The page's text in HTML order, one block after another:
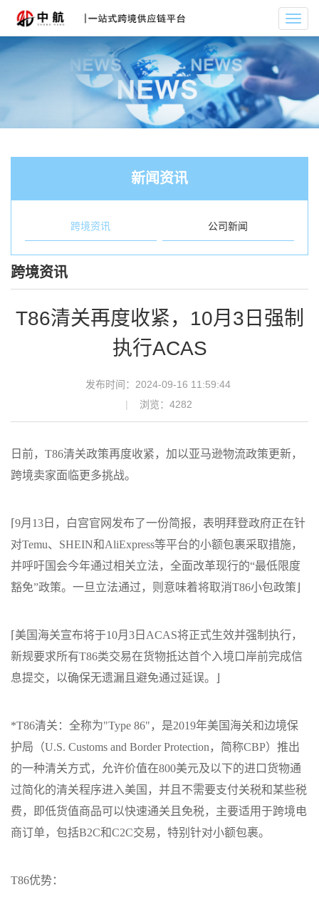
新闻资讯
跨境资讯 公司新闻
跨境资讯
T86清关再度收紧，10月3日强制
执行ACAS
发布时间：2024-09-16 11:59:44
浏览：4282
日前， T86清关政策再度收紧，加以亚马逊物流政策更新，
跨境卖家面临更多挑战。
⌈9月13日，白宫官网发布了一份简报，表明拜登政府正在针
对Temu、SHEIN和AliExpress等平台的小额包裹采取措施，
并呼吁国会今年通过相关立法，全面改革现行的“最低限度
豁免”政策。一旦立法通过，则意味着将取消T86小包政策
⌈美国海关宣布将于10月3日ACAS将正式生效并强制执行，
新规要求所有T86类交易在货物抵达首个入境口岸前完成信
息提交，以确保无遗漏且避免通过延误。
*T86清关：全称为"Type 86"，是2019年美国海关和边境保
护局（U.S. Customs and Border Protection，简称CBP）推出
的一种清关方式，允许价值在800美元及以下的进口货物通
过简化的清关程序进入美国，并且不需要支付关税和某些税
费，即低货值商品可以快速通关且免税，主要适用于跨境电
商订单，包括B2C和C2C交易，特别针对小额包裹。
T86优势：